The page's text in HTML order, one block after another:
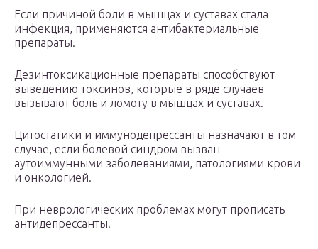
Если причиной боли в мышцах и суставах стала
инфекция, применяются антибактериальные
препараты.
Дезинтоксикационные препараты способствуют
выведению токсинов, которые в ряде случаев
вызывают боль и ломоту в мышцах и суставах.
Цитостатики и иммунодепрессанты назначают в том
случае, если болевой синдром вызван
аутоиммунными заболеваниями, патологиями крови
и онкологией.
При неврологических проблемах могут прописать
антидепрессанты.